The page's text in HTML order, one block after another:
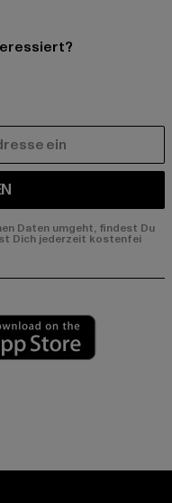
Daten umgeht, findest Du
Dich jederzeit kostenfei